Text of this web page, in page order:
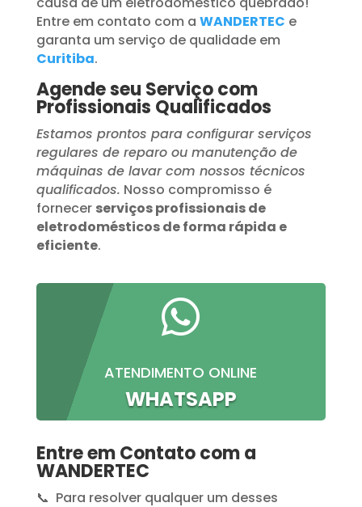
Entre em contato com a WANDERTEC e
garanta um serviço de qualidade em
Curitiba.
Agende seu Serviço com
Profissionais Qualificados
Estamos prontos para configurar serviços
regulares de reparo ou manutenção de
máquinas de lavar com nossos técnicos
qualificados. Nosso compromisso é
fornecer serviços profissionais de
eletrodomésticos de forma rápida e
eficiente.

ATENDIMENTO ONLINE
WHATSAPP
Entre em Contato com a
WANDERTEC
📞 Para resolver qualquer um desses